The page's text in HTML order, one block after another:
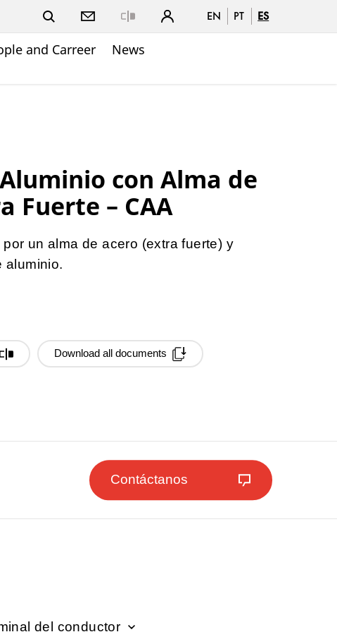
EN PT ES
and Carreer
News
con Alma de
Fuerte – CAA
un alma de acero (extra fuerte) y
aluminio.
Download all documents
Contáctanos
del conductor